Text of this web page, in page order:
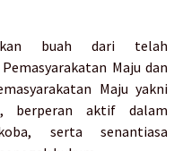
buah dari telah
Maju dan
Maju yakni
berperan aktif dalam
serta senantiasa